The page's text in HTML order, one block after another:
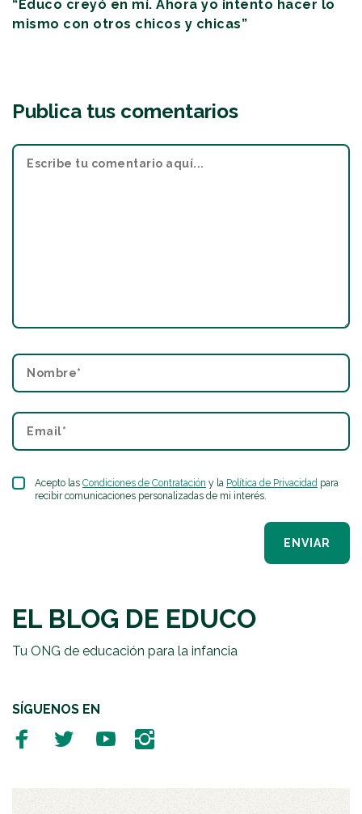
“Educo creyó en mí. Ahora yo intento hacer lo
mismo con otros chicos y chicas”
Publica tus comentarios
Acepto las Condiciones de Contratación y la Política de Privacidad para
recibir comunicaciones personalizadas de mi interés.
ENVIAR
EL BLOG DE EDUCO
Tu ONG de educación para la infancia
SÍGUENOS EN